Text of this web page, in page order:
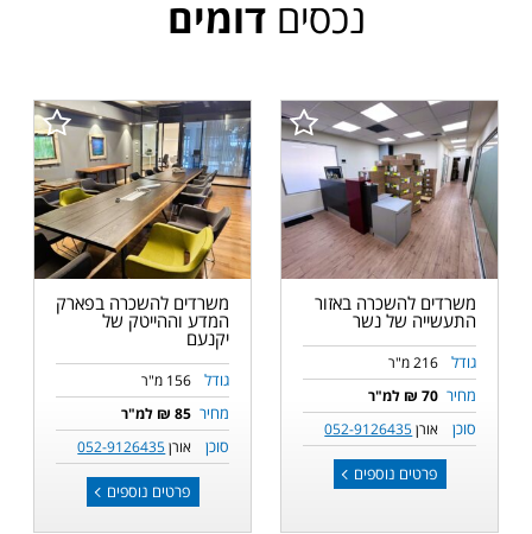
נכסיםדומים
משרדים להשכרה באזור
התעשייה של נשר
גודל 216 מ"ר
מחיר 70 ₪ למ"ר
סוכן אורן052-9126435
פרטים נוספים
משרדים להשכרה בפארק
המדע וההייטק של
יקנעם
גודל 156 מ"ר
מחיר 85 ₪ למ"ר
סוכן אורן052-9126435
פרטים נוספים